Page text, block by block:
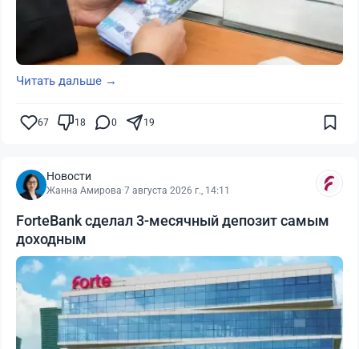
Читать дальше →
67 18 0 19
Новости
Жанна Амирова·7 августа 2026 г., 14:11
ForteBank сделал 3-месячный депозит самым
доходным